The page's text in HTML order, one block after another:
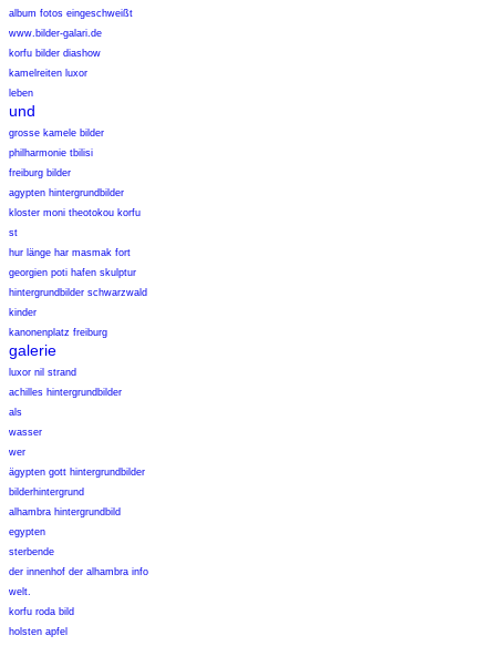
album fotos eingeschweißt
www.bilder-galari.de
korfu bilder diashow
kamelreiten luxor
leben
und
grosse kamele bilder
philharmonie tbilisi
freiburg bilder
agypten hintergrundbilder
kloster moni theotokou korfu
st
hur länge har masmak fort
georgien poti hafen skulptur
hintergrundbilder schwarzwald
kinder
kanonenplatz freiburg
galerie
luxor nil strand
achilles hintergrundbilder
als
wasser
wer
ägypten gott hintergrundbilder
bilderhintergrund
alhambra hintergrundbild
egypten
sterbende
der innenhof der alhambra info
welt.
korfu roda bild
holsten apfel